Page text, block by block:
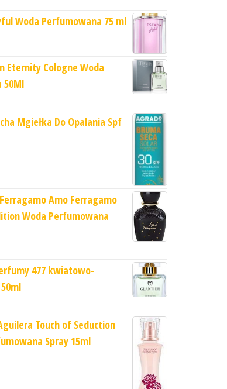
Woda Perfumowana 75 ml
Eternity Cologne Woda
50Ml
Mgiełka Do Opalania Spf
Amo Ferragamo
Woda Perfumowana
477 kwiatowo-
Touch of Seduction
Spray 15ml